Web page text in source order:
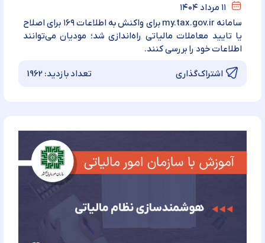
۱۱ مرداد ۱۴۰۴
سامانه my.tax.gov.ir برای واکنش به اطلاعات ۱۶۹ برای اصلاح
یا تایید معاملات مالیاتی راه‌اندازی شد؛ مودیان می‌توانند
اطلاعات خود را بررسی کنند.
اشتراک‌گذاری تعداد بازدید: 1962